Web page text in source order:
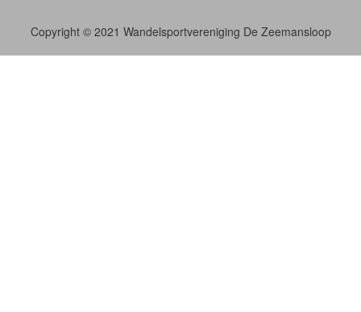
Copyright © 2021 Wandelsportvereniging De Zeemansloop